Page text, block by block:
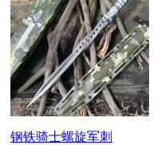
钢铁骑士螺旋军刺